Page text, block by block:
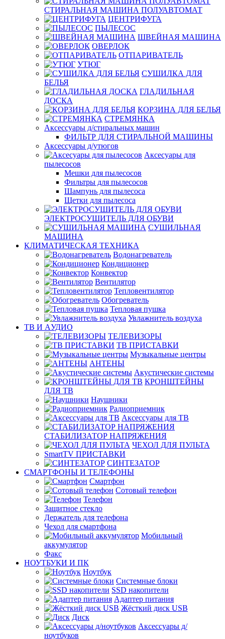
СТИРАЛЬНАЯ МАШИНА ПОЛУАВТОМАТ
ЦЕНТРИФУГА
ПЫЛЕСОС
ШВЕЙНАЯ МАШИНА
ОВЕРЛОК
ОТПАРИВАТЕЛЬ
УТЮГ
СУШИЛКА ДЛЯ
БЕЛЬЯ
ГЛАДИЛЬНАЯ
ДОСКА
КОРЗИНА ДЛЯ БЕЛЬЯ
СТРЕМЯНКА
Аксессуары д/стиральных машин
ФИЛЬТР ДЛЯ СТИРАЛЬНОЙ МАШИНЫ
Аксессуары д/утюгов
Аксесуары для
пылесосов
Мешки для пылесосов
Фильтры для пылесосов
Шампунь для пылесоса
Щетки для пылесоса
ЭЛЕКТРОСУШИТЕЛЬ ДЛЯ ОБУВИ
СУШИЛЬНАЯ
МАШИНА
КЛИМАТИЧЕСКАЯ ТЕХНИКА
Водонагреватель
Кондиционер
Конвектор
Вентилятор
Тепловентилятор
Обогреватель
Тепловая пушка
Увлажнитель воздуха
ТВ И AУДИО
ТЕЛЕВИЗОРЫ
ТВ ПРИСТАВКИ
Музыкальные центры
АНТЕНЫ
Акустические системы
КРОНШТЕЙНЫ
ДЛЯ ТВ
Наушники
Радиоприемник
Аксессуары для ТВ
СТАБИЛИЗАТОР НАПРЯЖЕНИЯ
ЧЕХОЛ ДЛЯ ПУЛЬТА
SmartTV ПРИСТАВКИ
СИНТЕЗАТОР
СМАРТФОНЫ И ТЕЛЕФОНЫ
Смартфон
Сотовый телефон
Телефон
Защитное стекло
Держатель для телефона
Чехол для смартфона
Мобильный
аккумулятор
Факс
НОУТБУКИ И ПК
Ноутбук
Системные блоки
SSD накопители
Адаптер питания
Жёсткий диск USB
Диск
Аксессуары д/
ноутбуков